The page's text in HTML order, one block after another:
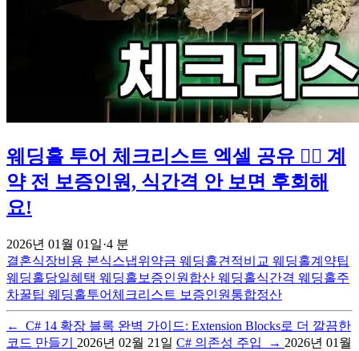
웨딩홀 투어 체크리스트 엑셀 공유 👰‍♀️ 계
약 전 보증인원, 식간격 안 보면 후회해
요!
2026년 01월 01일·4 분
결혼식장비용 본식스냅위약금 웨딩홀견적비교 웨딩홀계약팁
웨딩홀당일혜택 웨딩홀보증인원합산 웨딩홀식간격 웨딩홀주
차꿀팁 웨딩홀투어체크리스트 보증인원통합정산
←
C# 14 확장 블록 완벽 가이드: Extension Blocks로 더 깔끔한
코드 만들기 2026년 02월 21일 C# 의존성 주입 → 2026년 01월